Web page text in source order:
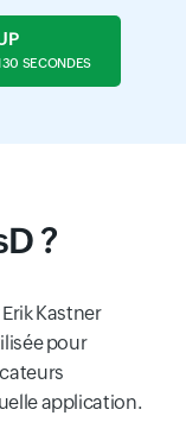
30 SECONDES
?
Kastner
pour
application.